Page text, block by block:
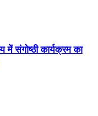
में संगोष्ठी कार्यक्रम का